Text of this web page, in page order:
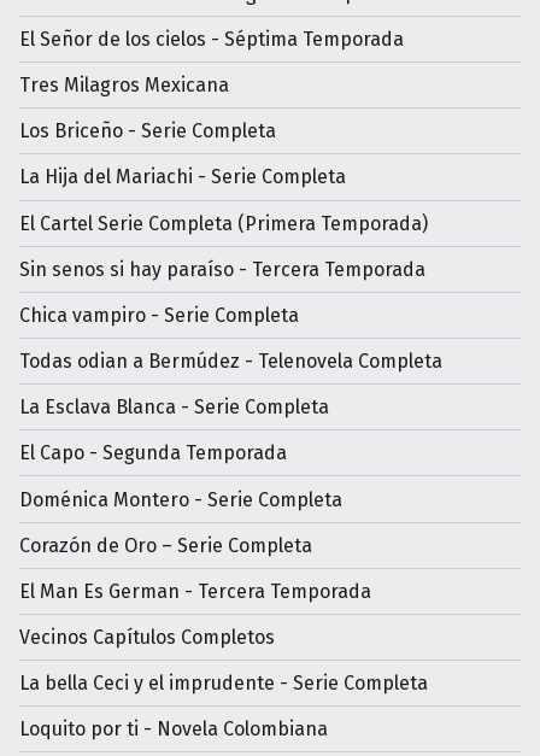
El Señor de los cielos - Séptima Temporada
Tres Milagros Mexicana
Los Briceño - Serie Completa
La Hija del Mariachi - Serie Completa
El Cartel Serie Completa (Primera Temporada)
Sin senos si hay paraíso - Tercera Temporada
Chica vampiro - Serie Completa
Todas odian a Bermúdez - Telenovela Completa
La Esclava Blanca - Serie Completa
El Capo - Segunda Temporada
Doménica Montero - Serie Completa
Corazón de Oro – Serie Completa
El Man Es German - Tercera Temporada
Vecinos Capítulos Completos
La bella Ceci y el imprudente - Serie Completa
Loquito por ti - Novela Colombiana